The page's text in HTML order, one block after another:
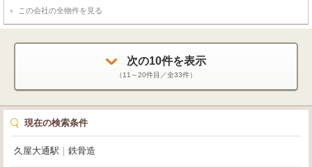
この会社の全物件を見る
次の10件を表示
（11～20件目／全33件）
現在の検索条件
久屋大通駅 鉄骨造